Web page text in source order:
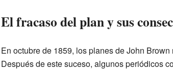
El fracaso del plan y sus
En octubre de 1859, los planes de John
Después de este suceso, algunos periódicos